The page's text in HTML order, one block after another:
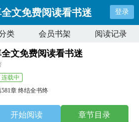
文免费阅读看书迷 登录
类 会员书架 阅读记录
文免费阅读看书迷
连载中
581章 终结全书终
开始阅读 章节目录